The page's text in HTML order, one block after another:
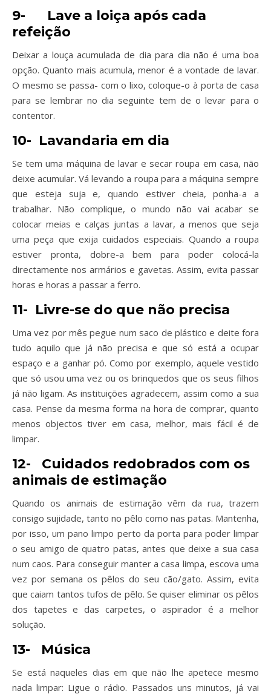
9- Lave a loiça após cada
refeição
Deixar a louça acumulada de dia para dia não é uma boa
opção. Quanto mais acumula, menor é a vontade de lavar.
O mesmo se passa- com o lixo, coloque-o à porta de casa
para se lembrar no dia seguinte tem de o levar para o
contentor.
10- Lavandaria em dia
Se tem uma máquina de lavar e secar roupa em casa, não
deixe acumular. Vá levando a roupa para a máquina sempre
que esteja suja e, quando estiver cheia, ponha-a a
trabalhar. Não complique, o mundo não vai acabar se
colocar meias e calças juntas a lavar, a menos que seja
uma peça que exija cuidados especiais. Quando a roupa
estiver pronta, dobre-a bem para poder colocá-la
directamente nos armários e gavetas. Assim, evita passar
horas e horas a passar a ferro.
11- Livre-se do que não precisa
Uma vez por mês pegue num saco de plástico e deite fora
tudo aquilo que já não precisa e que só está a ocupar
espaço e a ganhar pó. Como por exemplo, aquele vestido
que só usou uma vez ou os brinquedos que os seus filhos
já não ligam. As instituições agradecem, assim como a sua
casa. Pense da mesma forma na hora de comprar, quanto
menos objectos tiver em casa, melhor, mais fácil é de
limpar.
12-
Cuidados redobrados com os
animais de estimação
Quando os animais de estimação vêm da rua, trazem
consigo sujidade, tanto no pêlo como nas patas. Mantenha,
por isso, um pano limpo perto da porta para poder limpar
o seu amigo de quatro patas, antes que deixe a sua casa
num caos. Para conseguir manter a casa limpa, escova uma
vez por semana os pêlos do seu cão/gato. Assim, evita
que caiam tantos tufos de pêlo. Se quiser eliminar os pêlos
dos tapetes e das carpetes, o aspirador é a melhor
solução.
13- Música
Se está naqueles dias em que não lhe apetece mesmo
nada limpar: Ligue o rádio. Passados uns minutos, já vai